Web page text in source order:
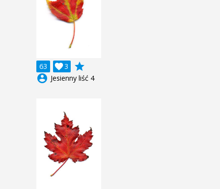
63 3

grade
account_circle Jesienny liść 4